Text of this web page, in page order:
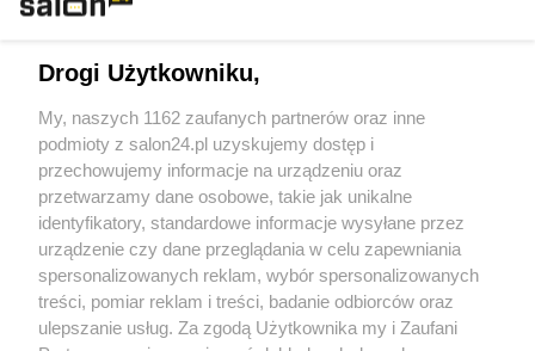
Sport
Społeczeństwo
Kultura
X Facebook Instagram Youtube
Drogi Użytkowniku,
My, naszych 1162 zaufanych partnerów oraz inne
podmioty z salon24.pl uzyskujemy dostęp i
przechowujemy informacje na urządzeniu oraz
przetwarzamy dane osobowe, takie jak unikalne
identyfikatory, standardowe informacje wysyłane przez
urządzenie czy dane przeglądania w celu zapewniania
spersonalizowanych reklam, wybór spersonalizowanych
treści, pomiar reklam i treści, badanie odbiorców oraz
ulepszanie usług. Za zgodą Użytkownika my i Zaufani